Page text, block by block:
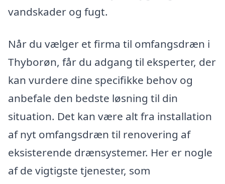
vandskader og fugt.
Når du vælger et firma til omfangsdræn i
Thyborøn, får du adgang til eksperter, der
kan vurdere dine specifikke behov og
anbefale den bedste løsning til din
situation. Det kan være alt fra installation
af nyt omfangsdræn til renovering af
eksisterende drænsystemer. Her er nogle
af de vigtigste tjenester, som